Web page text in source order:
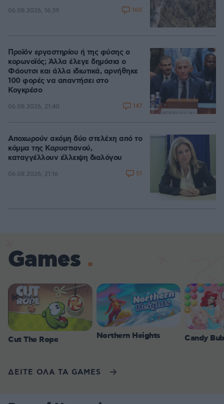
06.08.2026, 16:39 160
Προϊόν εργαστηρίου ή της φύσης ο
κορωνοϊός; Άλλα έλεγε δημόσια ο
Φάουτσι και άλλα ιδιωτικά, αρνήθηκε
100 φορές να απαντήσει στο
Κογκρέσο
06.08.2026, 21:40 147
Αποχωρούν ακόμη δύο στελέχη από το
κόμμα της Καρυστιανού,
καταγγέλλουν έλλειψη διαλόγου
06.08.2026, 21:16 51
Games
Cut The Rope Northern Heights Candy
ΔΕΙΤΕ ΟΛΑ ΤΑ GAMES